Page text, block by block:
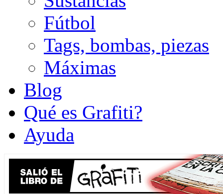
Fútbol
Tags, bombas, piezas
Máximas
Blog
Qué es Grafiti?
Ayuda